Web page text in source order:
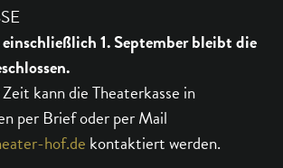
1. September bleibt die
kann die Theaterkasse in
per Brief oder per Mail
hof.de kontaktiert werden.